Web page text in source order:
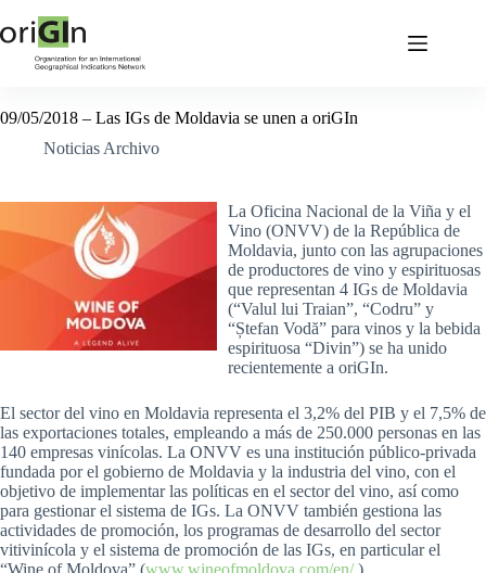
09/05/2018 – Las IGs de Moldavia se unen a oriGIn
Noticias Archivo
La Oficina Nacional de la Viña y el
Vino (ONVV) de la República de
Moldavia, junto con las agrupaciones
de productores de vino y espirituosas
que representan 4 IGs de Moldavia
(“Valul lui Traian”, “Codru” y
“Ștefan Vodă” para vinos y la bebida
espirituosa “Divin”) se ha unido
recientemente a oriGIn.
El sector del vino en Moldavia representa el 3,2% del PIB y el 7,5% de
las exportaciones totales, empleando a más de 250.000 personas en las
140 empresas vinícolas. La ONVV es una institución público-privada
fundada por el gobierno de Moldavia y la industria del vino, con el
objetivo de implementar las políticas en el sector del vino, así como
para gestionar el sistema de IGs. La ONVV también gestiona las
actividades de promoción, los programas de desarrollo del sector
vitivinícola y el sistema de promoción de las IGs, en particular el
“Wine of Moldova” (www.wineofmoldova.com/en/)